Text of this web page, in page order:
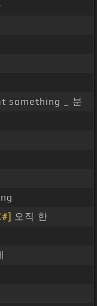
something _ 분
오직 한